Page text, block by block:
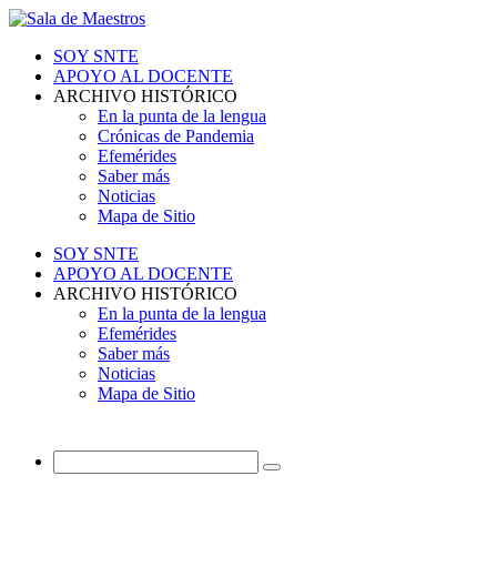
SOY SNTE
APOYO AL DOCENTE
ARCHIVO HISTÓRICO
En la punta de la lengua
Crónicas de Pandemia
Efemérides
Saber más
Noticias
Mapa de Sitio
SOY SNTE
APOYO AL DOCENTE
ARCHIVO HISTÓRICO
En la punta de la lengua
Efemérides
Saber más
Noticias
Mapa de Sitio